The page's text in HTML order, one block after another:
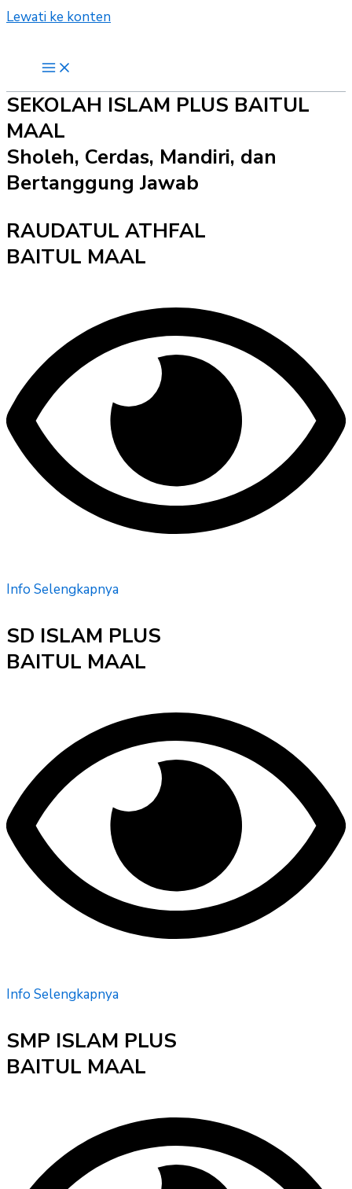
Lewati ke konten
SEKOLAH ISLAM PLUS BAITUL
MAAL
Sholeh, Cerdas, Mandiri, dan
Bertanggung Jawab
RAUDATUL ATHFAL
BAITUL MAAL
Info Selengkapnya
SD ISLAM PLUS
BAITUL MAAL
Info Selengkapnya
SMP ISLAM PLUS
BAITUL MAAL